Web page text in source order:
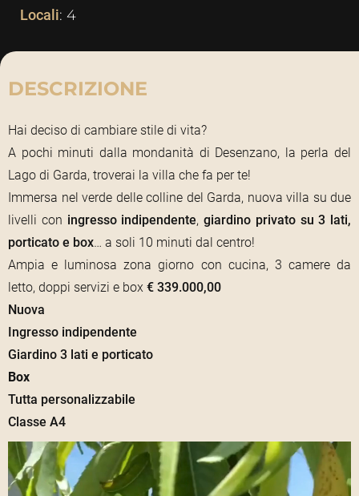
Locali: 4
DESCRIZIONE
Hai deciso di cambiare stile di vita?
A pochi minuti dalla mondanità di Desenzano, la perla del
Lago di Garda, troverai la villa che fa per te!
Immersa nel verde delle colline del Garda, nuova villa su due
livelli con ingresso indipendente, giardino privato su 3 lati,
porticato e box… a soli 10 minuti dal centro!
Ampia e luminosa zona giorno con cucina, 3 camere da
letto, doppi servizi e box € 339.000,00
Nuova
Ingresso indipendente
Giardino 3 lati e porticato
Box
Tutta personalizzabile
Classe A4
Video
Player